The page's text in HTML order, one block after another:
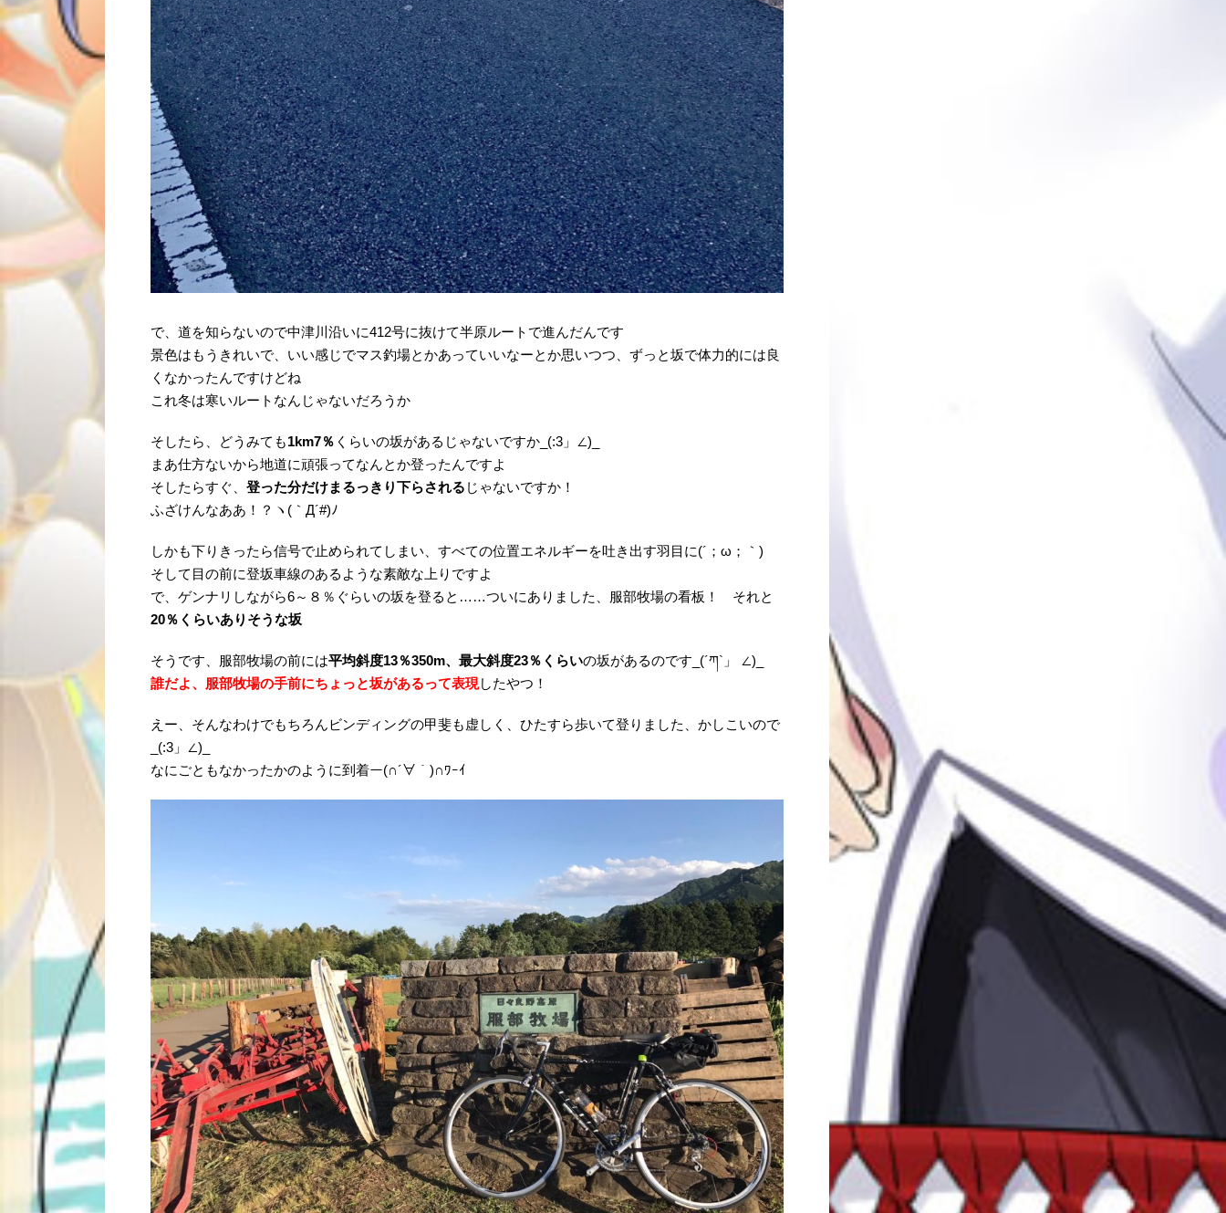
で、道を知らないので中津川沿いに412号に抜けて半原ルートで進んだんです
景色はもうきれいで、いい感じでマス釣場とかあっていいなーとか思いつつ、ずっと坂で体力的には良
くなかったんですけどね
これ冬は寒いルートなんじゃないだろうか
そしたら、どうみても1km7％ くらいの坂があるじゃないですか_(:3」∠)_
まあ仕方ないから地道に頑張ってなんとか登ったんですよ
そしたらすぐ、 登った分だけまるっきり下らされる じゃないですか！
ふざけんなああ！？ヽ(｀Д´#)ﾉ
しかも下りきったら信号で止められてしまい、すべての位置エネルギーを吐き出す羽目に(´；ω；｀)
そして目の前に登坂車線のあるような素敵な上りですよ
で、ゲンナリしながら6～８％ぐらいの坂を登ると……ついにありました、服部牧場の看板！ それと
20％くらいありそうな坂
そうです、服部牧場の前には平均斜度13％350m、最大斜度23％くらいの坂があるのです_(´ཀ`」 ∠)_
誰だよ、服部牧場の手前にちょっと坂があるって表現したやつ！
えー、そんなわけでもちろんビンディングの甲斐も虚しく、ひたすら歩いて登りました、かしこいので
_(:3」∠)_
なにごともなかったかのように到着ー(∩´∀｀)∩ﾜｰｲ